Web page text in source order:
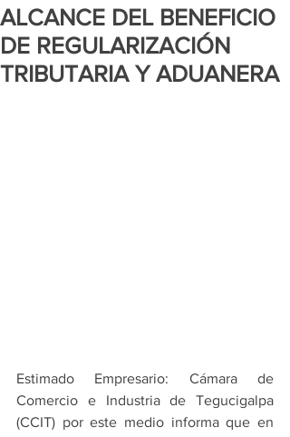
ALCANCE DEL BENEFICIO
DE REGULARIZACIÓN
TRIBUTARIA Y ADUANERA
Estimado Empresario: Cámara de
Comercio e Industria de Tegucigalpa
(CCIT) por este medio informa que en